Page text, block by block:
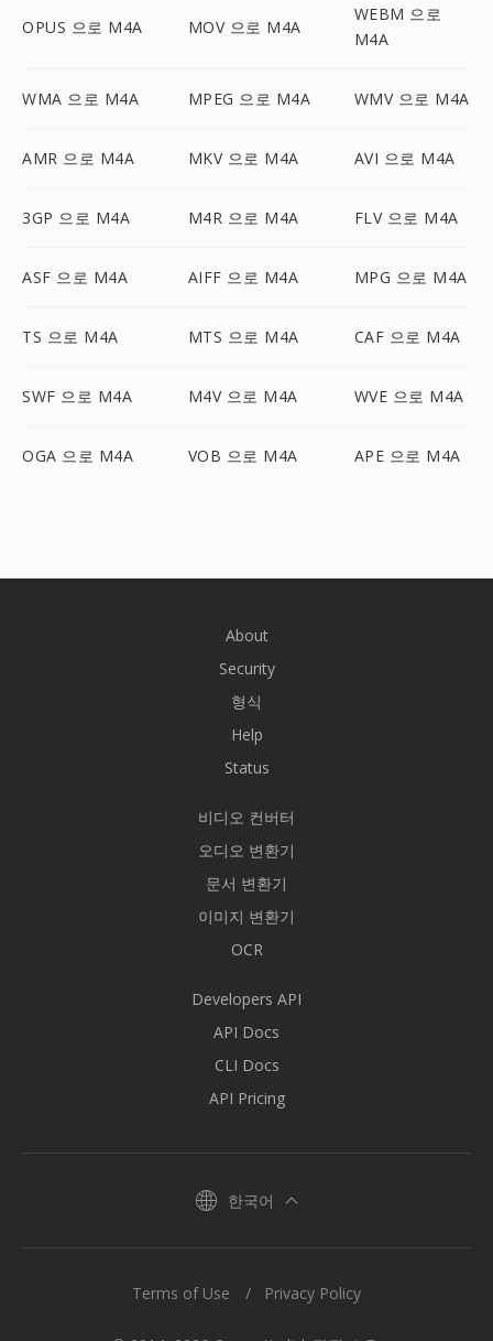
OPUS 으로 M4A MOV 으로 M4A
WEBM 으로
M4A
WMA 으로 M4A MPEG 으로 M4A WMV 으로 M4A
AMR 으로 M4A MKV 으로 M4A AVI 으로 M4A
3GP 으로 M4A M4R 으로 M4A FLV 으로 M4A
ASF 으로 M4A AIFF 으로 M4A MPG 으로 M4A
TS 으로 M4A MTS 으로 M4A CAF 으로 M4A
SWF 으로 M4A M4V 으로 M4A WVE 으로 M4A
OGA 으로 M4A VOB 으로 M4A APE 으로 M4A
About
Security
형식
Help
Status
비디오 컨버터
오디오 변환기
문서 변환기
이미지 변환기
OCR
Developers API
API Docs
CLI Docs
API Pricing
한국어
Terms of Use Privacy Policy